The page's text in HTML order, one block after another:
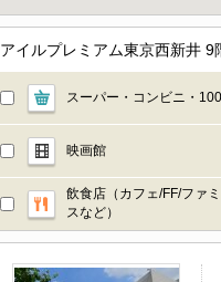
アイルプレミアム東京西新井
スーパー・コンビニ・
映画館
飲食店（カフェ/FF/ファ
スなど）